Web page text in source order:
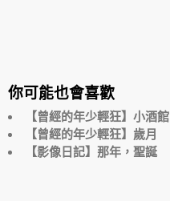
你可能也會喜歡
【曾經的年少輕狂】小酒館
【曾經的年少輕狂】歲月
【影像日記】那年，聖誕